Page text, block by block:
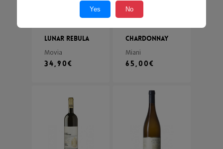
Lunar Rebula
Movia
34,90€
Chardonnay
Miani
65,00€
Yes No